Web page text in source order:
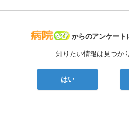
病院なび
からのアンケート
知りたい情報は見つか
はい